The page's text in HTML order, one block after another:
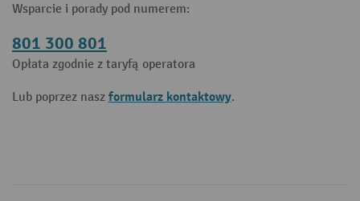
Wsparcie i porady pod numerem:
801 300 801
Opłata zgodnie z taryfą operatora
Lub poprzez nasz formularz kontaktowy.